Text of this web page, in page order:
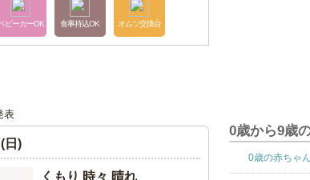
ビーカーOK 食事持込OK オムツ交換台
表
日)
くもり 時々 晴れ
0歳から9歳
0歳の赤ちゃ